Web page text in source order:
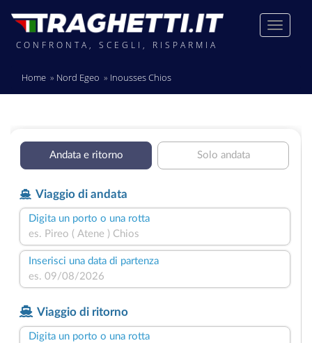
CONFRONTA, SCEGLI, RISPARMIA
Home Nord Egeo Inousses Chios